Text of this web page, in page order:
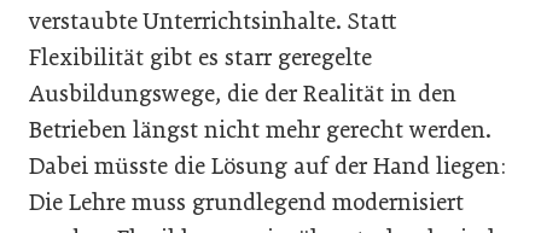
verstaubte Unterrichtsinhalte. Statt
Flexibilität gibt es starr geregelte
Ausbildungswege, die der Realität in den
Betrieben längst nicht mehr gerecht werden.
Dabei müsste die Lösung auf der Hand liegen:
Die Lehre muss grundlegend modernisiert